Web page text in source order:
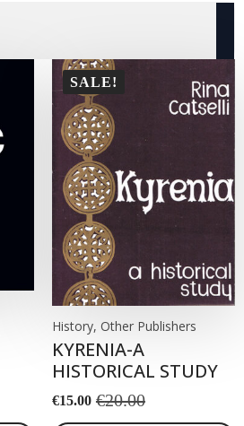
SALE!
History, Other Publishers
KYRENIA-A
HISTORICAL STUDY
€20.00
Original
€15.00
Current